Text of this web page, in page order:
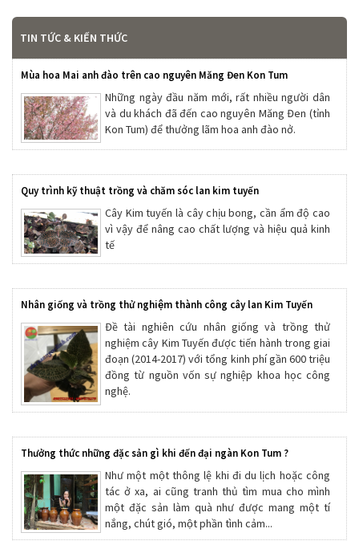
TIN TỨC & KIẾN THỨC
Mùa hoa Mai anh đào trên cao nguyên Măng Đen Kon Tum
Những ngày đầu năm mới, rất nhiều người dân
và du khách đã đến cao nguyên Măng Đen (tỉnh
Kon Tum) để thưởng lãm hoa anh đào nở.
Quy trình kỹ thuật trồng và chăm sóc lan kim tuyến
Cây Kim tuyến là cây chịu bong, cần ẩm độ cao
vì vậy để nâng cao chất lượng và hiệu quả kinh
tế
Nhân giống và trồng thử nghiệm thành công cây lan Kim Tuyến
Đề tài nghiên cứu nhân giống và trồng thử
nghiệm cây Kim Tuyến được tiến hành trong giai
đoạn (2014-2017) với tổng kinh phí gần 600 triệu
đồng từ nguồn vốn sự nghiệp khoa học công
nghệ.
Thưởng thức những đặc sản gì khi đến đại ngàn Kon Tum ?
Như một một thông lệ khi đi du lịch hoặc công
tác ở xa, ai cũng tranh thủ tìm mua cho mình
một đặc sản làm quà như được mang một tí
nắng, chút gió, một phần tình cảm...